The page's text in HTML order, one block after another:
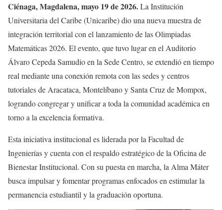
Ciénaga, Magdalena,mayo 19 de 2026.La Institución
Universitaria del Caribe (Unicaribe) dio una nueva muestra de
integración territorial con el lanzamiento de las Olimpiadas
Matemáticas 2026. El evento, que tuvo lugar en el Auditorio
Álvaro Cepeda Samudio en la Sede Centro, se extendió en tiempo
real mediante una conexión remota con las sedes y centros
tutoriales de Aracataca, Montelíbano y Santa Cruz de Mompox,
logrando congregar y unificar a toda la comunidad académica en
torno a la excelencia formativa.
Esta iniciativa institucional es liderada por la Facultad de
Ingenierías y cuenta con el respaldo estratégico de la Oficina de
Bienestar Institucional. Con su puesta en marcha, la Alma Máter
busca impulsar y fomentar programas enfocados en estimular la
permanencia estudiantil y la graduación oportuna.